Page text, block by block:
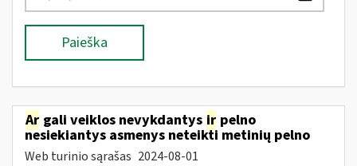
Paieška
Ar gali veiklos nevykdantys ir pelno
nesiekiantys asmenys neteikti metinių pelno
Web turinio sąrašas 2024-08-01